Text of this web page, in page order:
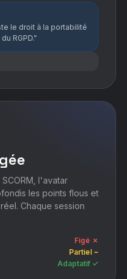
le droit à la portabilité
RGPD."
l'avatar
les points flous et
Chaque session
Figé ✗
Partiel ~
Adaptatif ✓